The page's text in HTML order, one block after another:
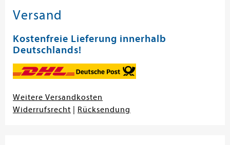
Versand
Kostenfreie Lieferung innerhalb
Deutschlands!
Weitere Versandkosten
Widerrufsrecht
Rücksendung